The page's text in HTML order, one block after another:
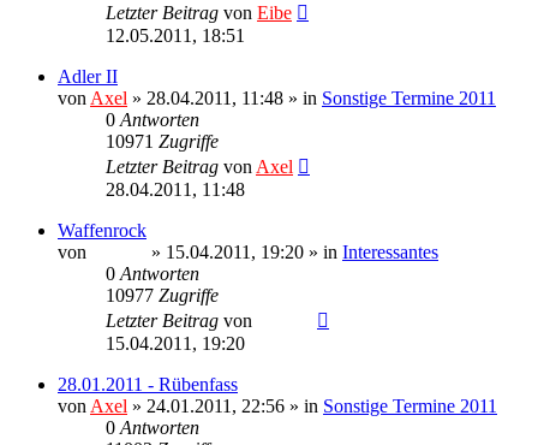
Letzter Beitrag von Eibe
12.05.2011, 18:51
Adler II
von Axel » 28.04.2011, 11:48 » in Sonstige Termine 2011
0 Antworten
10971 Zugriffe
Letzter Beitrag von Axel
28.04.2011, 11:48
Waffenrock
von
» 15.04.2011, 19:20 » in Interessantes
0 Antworten
10977 Zugriffe
Letzter Beitrag von
15.04.2011, 19:20
28.01.2011 - Rübenfass
von Axel » 24.01.2011, 22:56 » in Sonstige Termine 2011
0 Antworten